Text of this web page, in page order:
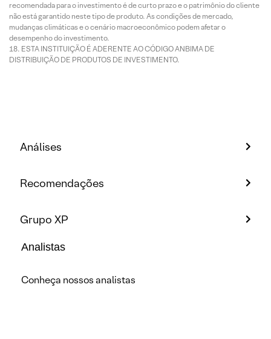
recomendada para o investimento é de curto prazo e o patrimônio do cliente
não está garantido neste tipo de produto. As condições de mercado,
mudanças climáticas e o cenário macroeconômico podem afetar o
desempenho do investimento.
ESTA INSTITUIÇÃO É ADERENTE AO CÓDIGO ANBIMA DE
DISTRIBUIÇÃO DE PRODUTOS DE INVESTIMENTO.
Análises
Recomendações
Grupo XP
Analistas
Conheça nossos analistas